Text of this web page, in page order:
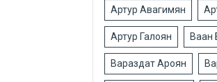
Артур Авагимян
Артур Галоян Ваан
Вараздат Ароян